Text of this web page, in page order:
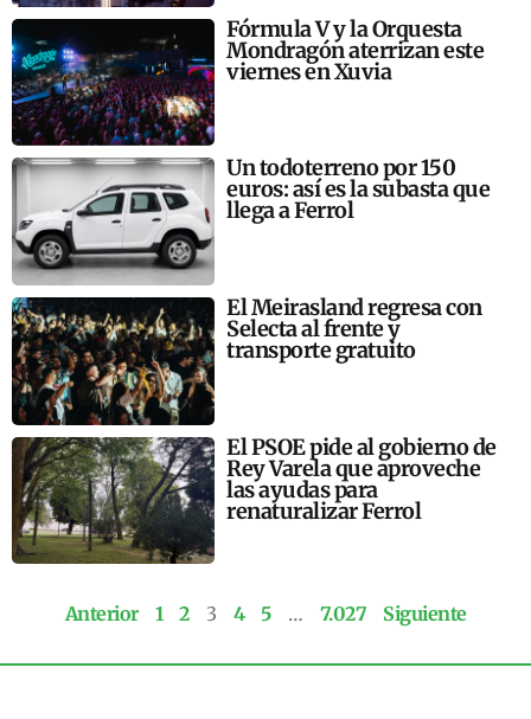
Fórmula V y la Orquesta
Mondragón aterrizan este
viernes en Xuvia
Un todoterreno por 150
euros: así es la subasta que
llega a Ferrol
El Meirasland regresa con
Selecta al frente y
transporte gratuito
El PSOE pide al gobierno de
Rey Varela que aproveche
las ayudas para
renaturalizar Ferrol
Anterior 1 2 3 4 5 … 7.027 Siguiente